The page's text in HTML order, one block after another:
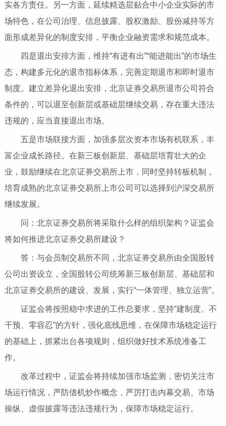
实各方责任。另一方面，延续精选层贴合中小企业实际的市
场特色，在公司治理、信息披露、股权激励、股份减持等方
面形成差异化的制度安排，平衡企业融资需求和规范成本。
四是退出安排方面，维持“有进有出”“能进能出”的市场生
态，构建多元化的退市指标体系，完善定期退市和即时退市
制度。建立差异化退出安排，北京证券交易所退市公司符合
条件的，可以退至创新层或基础层继续交易，存在重大违法
违规的，应当直接退出市场。
五是市场联接方面，加强多层次资本市场有机联系，丰
富企业成长路径。在新三板创新层、基础层培育壮大的企
业，鼓励继续在北京证券交易所上市，同时坚持转板机制，
培育成熟的北京证券交易所上市公司可以选择到沪深交易所
继续发展。
问：北京证券交易所将采取什么样的组织架构？证监会
将如何推进北京证券交易所建设？
答：与会员制交易所不同，北京证券交易所由全国股转
公司出资设立，全国股转公司统筹新三板创新层、基础层和
北京证券交易所的建设、发展，实行“一体管理、独立运营”。
证监会将按照稳中求进的工作总要求，坚持“建制度、不
干预、零容忍”的方针，强化底线思维，在保障市场稳定运行
的基础上，抓紧出台各项规则，组织做好技术系统准备工
作。
改革过程中，证监会将持续加强市场监测，密切关注市
场运行情况，严防借机炒作概念，严厉打击内幕交易、市场
操纵、虚假披露等违法违规行为，保障市场稳定运行。